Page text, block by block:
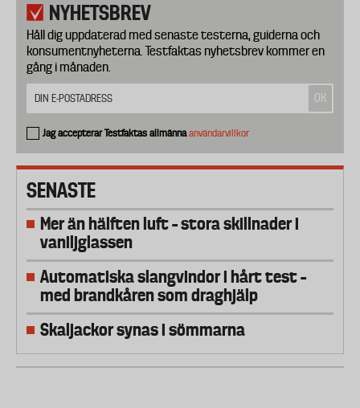
NYHETSBREV
Håll dig uppdaterad med senaste testerna, guiderna och
konsumentnyheterna. Testfaktas nyhetsbrev kommer en
gång i månaden.
Jag accepterar Testfaktas allmännaanvändarvillkor
SENASTE
Mer än hälften luft – stora skillnader i
vaniljglassen
Automatiska slangvindor i hårt test –
med brandkåren som draghjälp
Skaljackor synas i sömmarna